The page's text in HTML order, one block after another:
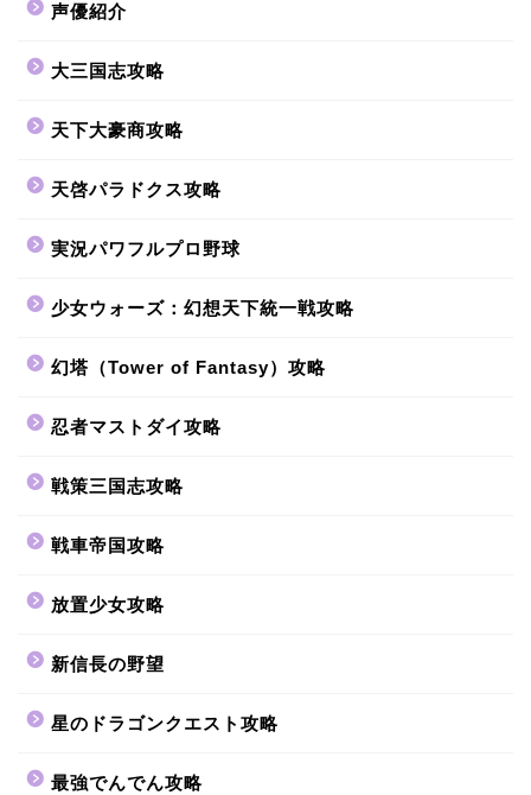
声優紹介
大三国志攻略
天下大豪商攻略
天啓パラドクス攻略
実況パワフルプロ野球
少女ウォーズ：幻想天下統一戦攻略
幻塔（Tower of Fantasy）攻略
忍者マストダイ攻略
戦策三国志攻略
戦車帝国攻略
放置少女攻略
新信長の野望
星のドラゴンクエスト攻略
最強でんでん攻略